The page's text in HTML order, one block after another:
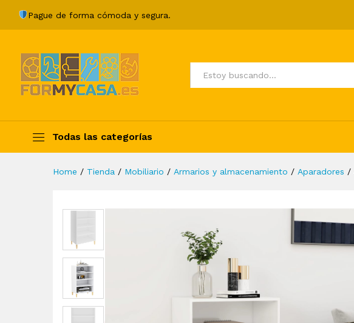
Pague de forma cómoda y segura.
Todos
Todas las categorías
Home / Tienda / Mobiliario / Armarios y almacenamiento / Aparadores /
Description Specification